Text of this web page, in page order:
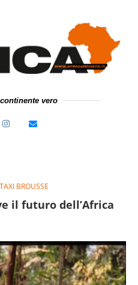
vero
TAXI BROUSSE
il futuro dell’Africa